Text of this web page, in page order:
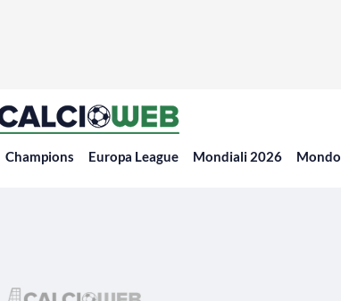
Champions Europa League Mondiali 2026 Mondo